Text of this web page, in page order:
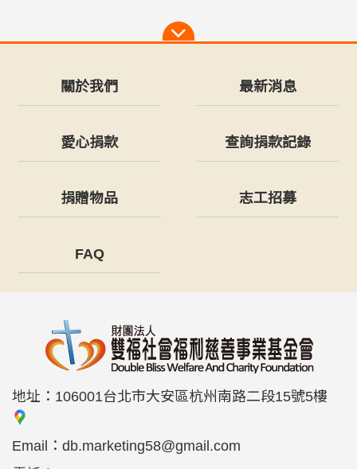
關於我們 最新消息
愛心捐款 查詢捐款記錄
捐贈物品 志工招募
FAQ
地址： 106001台北市大安區杭州南路二段15號5樓
Email： db.marketing58@gmail.com